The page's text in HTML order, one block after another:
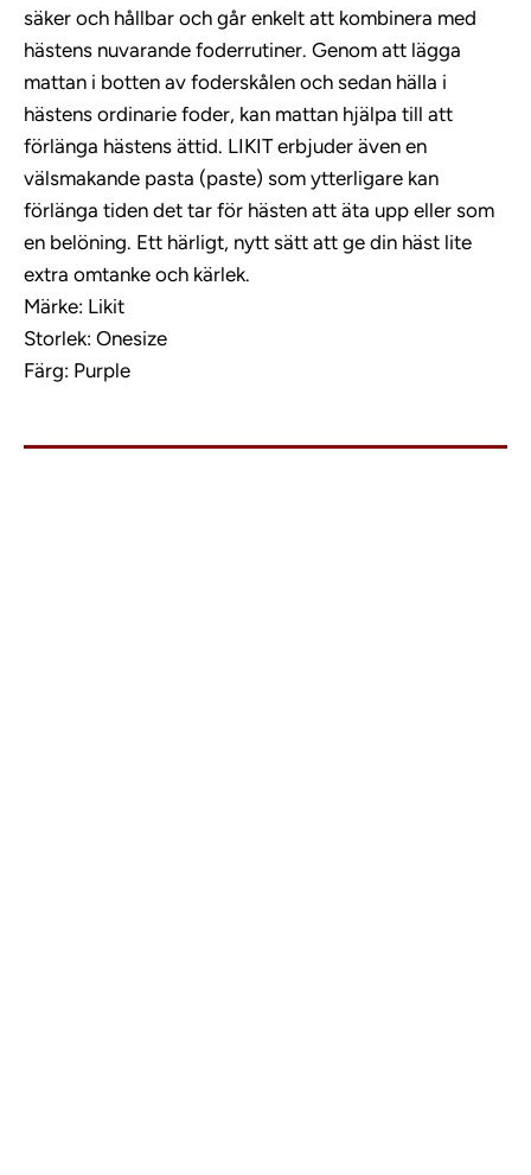
säker och hållbar och går enkelt att kombinera med
hästens nuvarande foderrutiner. Genom att lägga
mattan i botten av foderskålen och sedan hälla i
hästens ordinarie foder, kan mattan hjälpa till att
förlänga hästens ättid. LIKIT erbjuder även en
välsmakande pasta (paste) som ytterligare kan
förlänga tiden det tar för hästen att äta upp eller som
en belöning. Ett härligt, nytt sätt att ge din häst lite
extra omtanke och kärlek.
Märke: Likit
Storlek: Onesize
Färg: Purple